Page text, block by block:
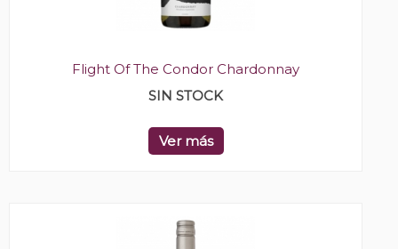
Flight Of The Condor Chardonnay
SIN STOCK
Ver más